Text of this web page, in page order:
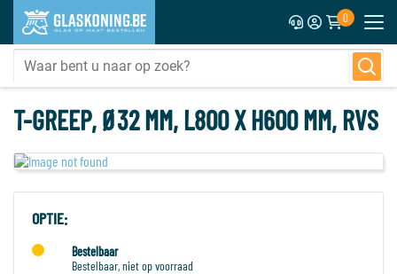
0
T-GREEP, Ø32 MM, L800 X H600 MM, RVS
OPTIE:
Bestelbaar
Bestelbaar, niet op voorraad